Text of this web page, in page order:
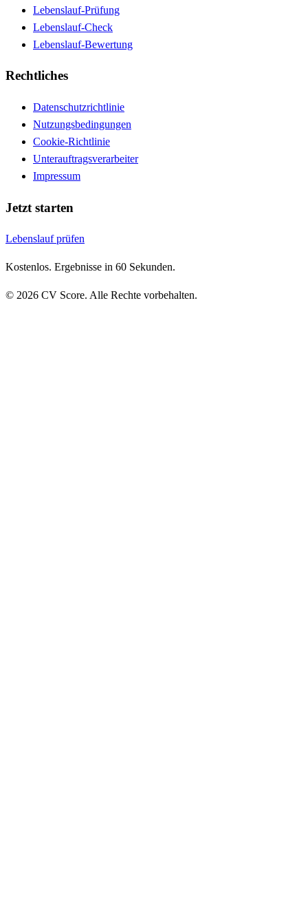
Lebenslauf-Prüfung
Lebenslauf-Check
Lebenslauf-Bewertung
Rechtliches
Datenschutzrichtlinie
Nutzungsbedingungen
Cookie-Richtlinie
Unterauftragsverarbeiter
Impressum
Jetzt starten
Lebenslauf prüfen
Kostenlos. Ergebnisse in 60 Sekunden.
© 2026 CV Score. Alle Rechte vorbehalten.